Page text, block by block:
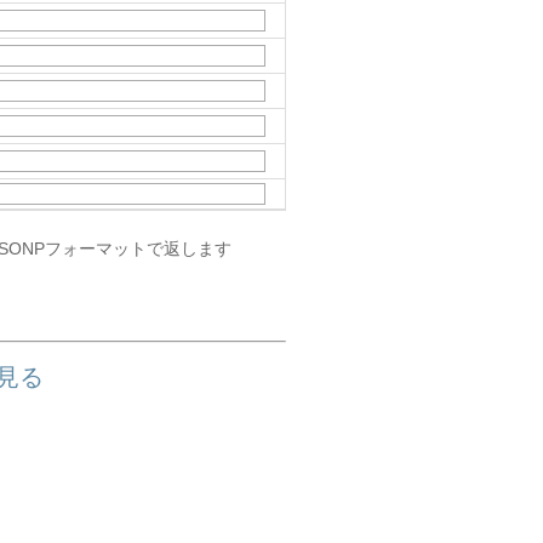
フォーマットで返します
る